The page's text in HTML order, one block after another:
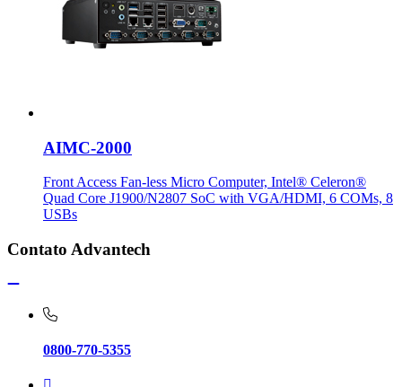
AIMC-2000
Front Access Fan-less Micro Computer, Intel® Celeron®
Quad Core J1900/N2807 SoC with VGA/HDMI, 6 COMs, 8
USBs
Contato Advantech
0800-770-5355